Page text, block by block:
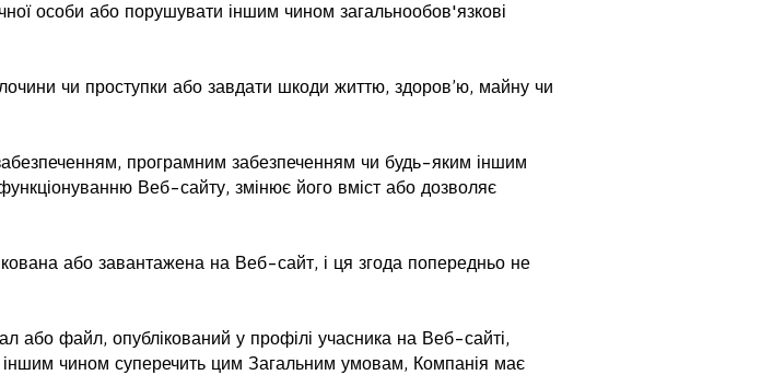
особи або порушувати іншим чином загальнообов'язкові
чи проступки або завдати шкоди життю, здоров’ю, майну чи
програмним забезпеченням чи будь-яким іншим
Веб-сайту, змінює його вміст або дозволяє
або завантажена на Веб-сайт, і ця згода попередньо не
або файл, опублікований у профілі учасника на Веб-сайті,
іншим чином суперечить цим Загальним умовам, Компанія має